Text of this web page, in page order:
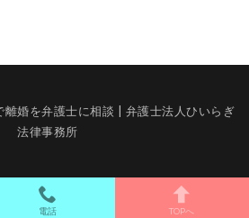
婚を弁護士に相談 | 弁護士法人ひいらぎ
法律事務所
電話 TOPへ